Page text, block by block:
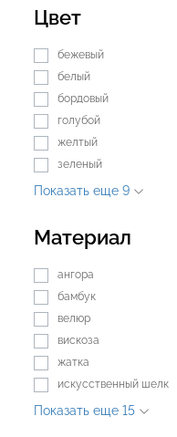
Цвет
бежевый
белый
бордовый
голубой
желтый
зеленый
Показать еще 9
Материал
ангора
бамбук
велюр
вискоза
жатка
искусственный шелк
Показать еще 15
Топ на
CAMI TOP
Giulia
299 грн.